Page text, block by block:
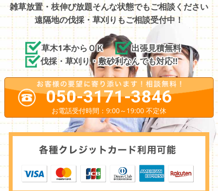
雑草放置・枝伸び放題そんな状態でもご相談ください
遠隔地の伐採・草刈りもご相談受付中！
草木1本からＯＫ
出張見積無料
伐採・草刈り・敷砂利なんでも対応!!
050-3171-3846
お電話受付時間：9:00～19:00 不定休